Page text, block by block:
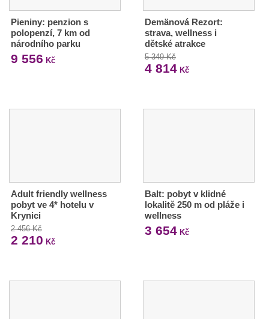
Pieniny: penzion s
polopenzí, 7 km od
národního parku
9 556 Kč
Demänová Rezort:
strava, wellness i
dětské atrakce
5 349 Kč
4 814Kč
Adult friendly wellness
pobyt ve 4* hotelu v
Krynici
2 456 Kč
2 210 Kč
Balt: pobyt v klidné
lokalitě 250 m od pláže i
wellness
3 654Kč